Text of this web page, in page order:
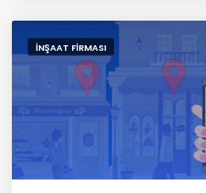
İNŞAAT FIRMASI